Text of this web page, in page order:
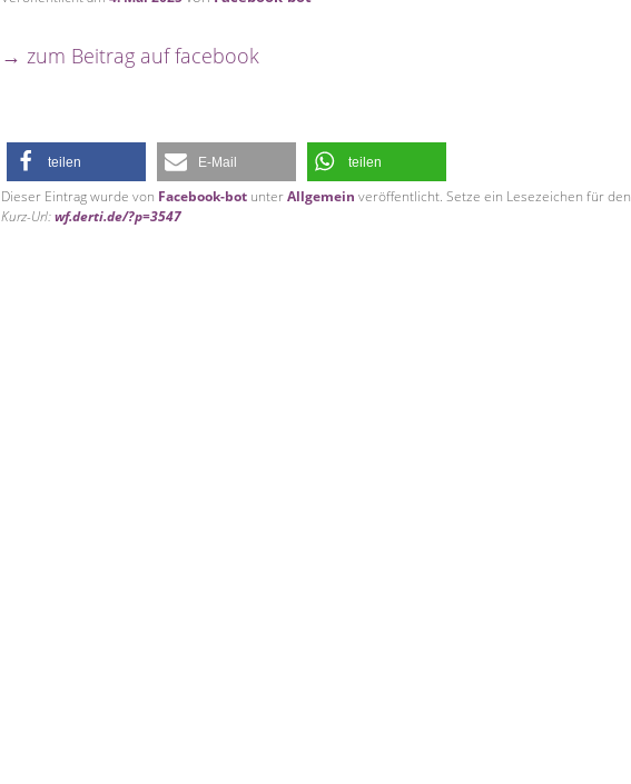
→ zum Beitrag auf facebook
teilen E-Mail teilen
Dieser Eintrag wurde von Facebook-bot unterAllgemein veröffentlicht. Setze ein Lesezeichen für den
Kurz-Url:wf.derti.de/?p=3547